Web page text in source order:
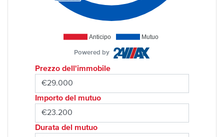
Anticipo Mutuo
Powered by
Prezzo dell'immobile
Importo del mutuo
Durata del mutuo